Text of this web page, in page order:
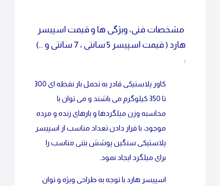
مشخصات فنی، ویژگی ها و قیمت اسپیسر
هارد ( قیمت اسپیسر 5 سانتی ، 7 سانتی و …)
:
کاور پلاستیکی قادر به تحمل بار نقطه ای 300
تا 350 کیلوگرم می باشند و می توان با
محاسبه وزن میلگردها و بارهای زنده و مرده
موجود، با قرار دادن تعداد مناسب از اسپیسر
پلاستیکی سنگین پوشش بتنی مناسب را
برای میلگرد ایجاد نمود.
اسپیسر هارد با توجه به طراحی ویژه و توان